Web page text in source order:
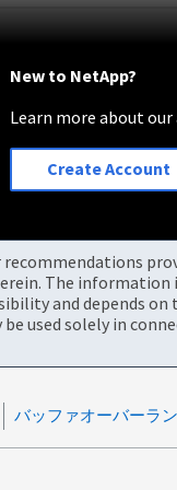
New to NetApp?
Learn more about
Create Account
The information
and depends
used solely in